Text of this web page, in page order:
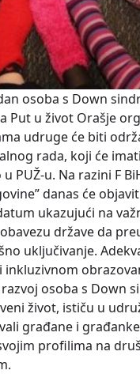
osoba s Down
Put u život Orašje
udruge će biti
rada, koji će
PUŽ-u. Na razini F
danas će
ukazujući na
države da
uključivanje.
osoba s Down
život, ističu u
građane i
profilima na